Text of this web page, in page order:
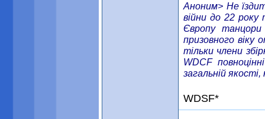
Аноним> Не
війни до 22
Європу
призовного віку
тільки члени
WDCF
загальній
WDSF*